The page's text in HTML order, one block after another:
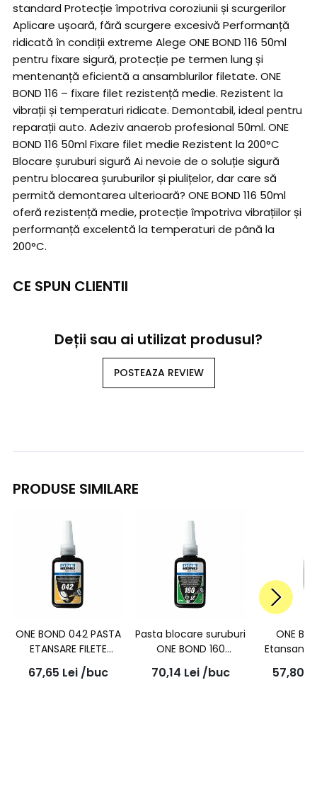
standard Protecție împotriva coroziunii și scurgerilor
Aplicare ușoară, fără scurgere excesivă Performanță
ridicată în condiții extreme Alege ONE BOND 116 50ml
pentru fixare sigură, protecție pe termen lung și
mentenanță eficientă a ansamblurilor filetate. ONE
BOND 116 – fixare filet rezistență medie. Rezistent la
vibrații și temperaturi ridicate. Demontabil, ideal pentru
reparații auto. Adeziv anaerob profesional 50ml. ONE
BOND 116 50ml Fixare filet medie Rezistent la 200°C
Blocare șuruburi sigură Ai nevoie de o soluție sigură
pentru blocarea șuruburilor și piulițelor, dar care să
permită demontarea ulterioară? ONE BOND 116 50ml
oferă rezistență medie, protecție împotriva vibrațiilor și
performanță excelentă la temperaturi de până la
200°C.
CE SPUN CLIENTII
Deții sau ai utilizat produsul?
POSTEAZA REVIEW
PRODUSE SIMILARE
ONE BOND 042 PASTA
ETANSARE FILETE
REZISTENTA MEDIE
50ml
67,65 Lei /buc
Pasta blocare suruburi
ONE BOND 160
rezistenta mare, 50ml
70,14 Lei /buc
ONE
Etansant
57,80